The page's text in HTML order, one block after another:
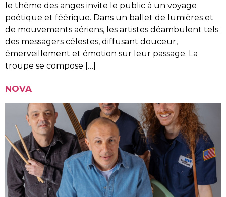
le thème des anges invite le public à un voyage
poétique et féérique. Dans un ballet de lumières et
de mouvements aériens, les artistes déambulent tels
des messagers célestes, diffusant douceur,
émerveillement et émotion sur leur passage. La
troupe se compose […]
NOVA